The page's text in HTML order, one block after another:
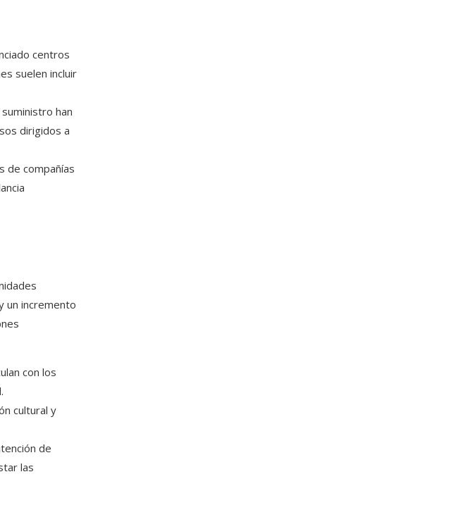
centros
suelen incluir
han
dirigidos a
de compañías
un incremento
con los
cultural y
de
las